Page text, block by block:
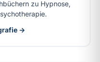
zu Hypnose,
→